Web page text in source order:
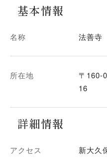
基本情報
名称 法善寺
所在地
〒160-
16
詳細情報
アクセス 新大久